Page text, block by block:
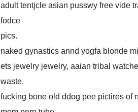
adult tentjcle asian pusswy free vide
fodce
pics.
naked gynastics annd yogfa blonde
ets jewelry jewelry, aaian tribal
waste.
fucking bone old ddog pee pictires of